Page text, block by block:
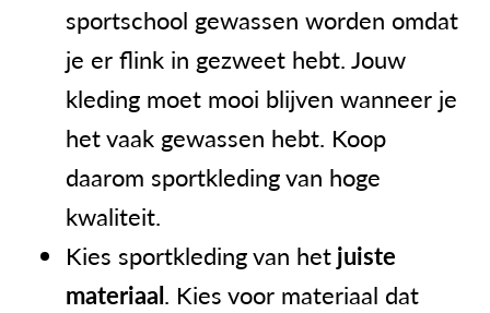
sportschool gewassen worden omdat
je er flink in gezweet hebt. Jouw
kleding moet mooi blijven wanneer je
het vaak gewassen hebt. Koop
daarom sportkleding van hoge
kwaliteit.
Kies sportkleding van hetjuiste
materiaal. Kies voor materiaal dat